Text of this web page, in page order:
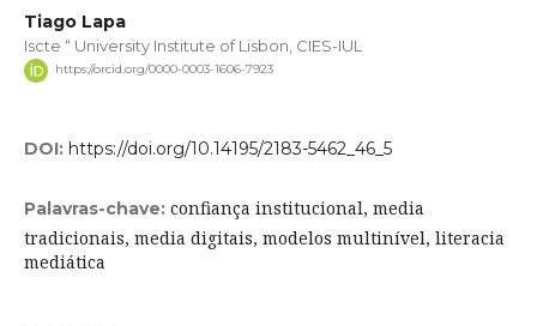
Tiago Lapa
Iscte “ University Institute of Lisbon, CIES-IUL
https://orcid.org/0000-0003-1606-7923
DOI: https://doi.org/10.14195/2183-5462_46_5
Palavras-chave: confiança institucional, media
tradicionais, media digitais, modelos multinível, literacia
mediática